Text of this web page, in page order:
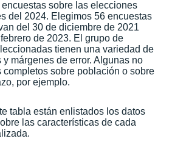
sobre las elecciones
del 2024. Elegimos 56 encuestas
del 30 de diciembre de 2021
de 2023. El grupo de
tienen una variedad de
y márgenes de error. Algunas no
completos sobre población o sobre
por ejemplo.
tabla están enlistados los datos
las características de cada